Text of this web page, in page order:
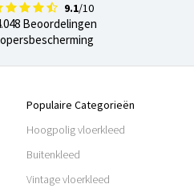
9.1/10
Beoordelingen
Populaire Categorieën
Hoogpolig vloerkleed
Buitenkleed
Vintage vloerkleed